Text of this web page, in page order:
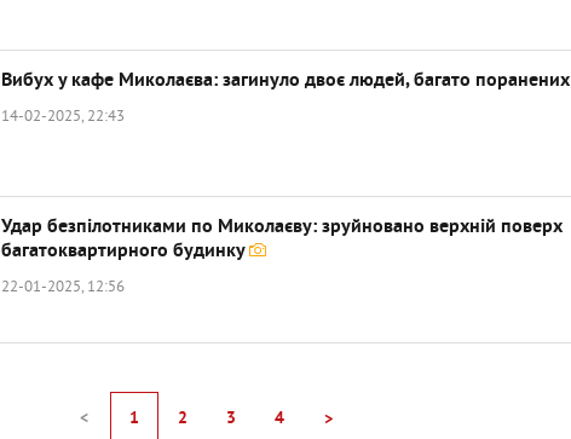
Вибух у кафе Миколаєва: загинуло двоє людей, багато поранених
14-02-2025, 22:43
Удар безпілотниками по Миколаєву: зруйновано верхній поверх
багатоквартирного будинку
22-01-2025, 12:56
< 1 2 3 4 >